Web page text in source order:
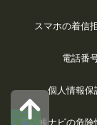
口コミ
スマホの着信
電話番
個人情報保
電話帳ナビの危険